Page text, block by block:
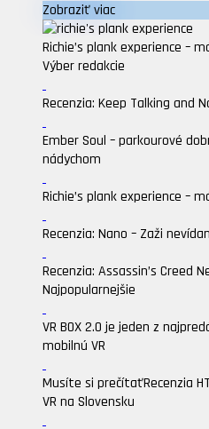
Zobraziť viac
Richie’s plank experience –
Výber redakcie
Recenzia: Keep Talking and
Ember Soul – parkourové
nádychom
Richie’s plank experience –
Recenzia: Nano – Zaži
Recenzia: Assassin’s Creed
Najpopularnejšie
VR BOX 2.0 je jeden z
mobilnú VR
Musíte si prečítaťRecenzia
VR na Slovensku